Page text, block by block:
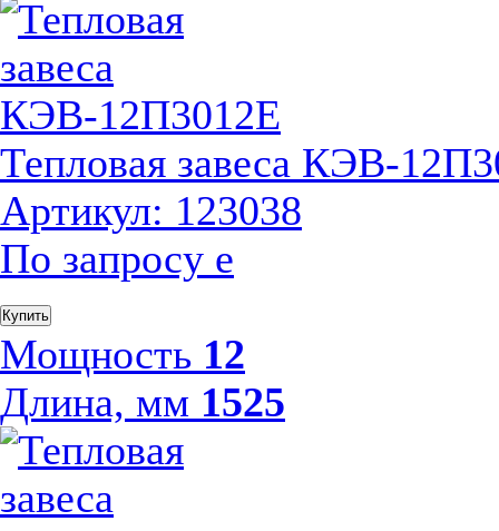
Тепловая завеса КЭВ-
Артикул: 123038
По запросу е
Купить
Мощность 12
Длина, мм 1525